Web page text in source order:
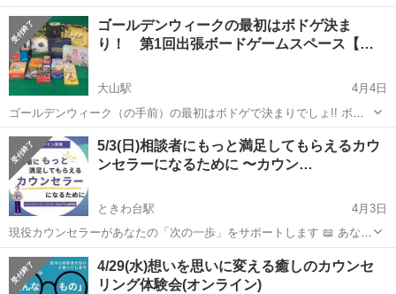
る」 「もっとこうなったらいいのに…」 もし今、そう感じているな
ら、それはあなたが「今より良い自分になりたい」と願っている証拠
かもしれません。 ...
東京 板橋区 ときわ台駅 その他
ゴールデンウィークの最初はボドゲ決ま
り！ 第1回出張ボードゲームスペース【初
大山駅
4月4日
ゴールデンウィーク（の手前）の最初はボドゲで決まりでしょ!! ボド
ゲカフェの激戦地・池袋から少し離れた大山駅。 ボードゲームで楽し
い時間を過ごしませんか？ 第1回ボードゲームスペースを開催します!!
...
東京 板橋区 大山駅 その他 ゲーム
5/3(日)相談者にもっと満足してもらえるカウ
ンセラーになるために 〜カウン…
ときわ台駅
4月3日
現役カウンセラーがあなたの「次の一歩」をサポートします 📖 あなた
は今、こんなことで悩んでいませんか？ □クライアントの満足度が気
になる □せっかく資格を取ったのに、思ったようにカウンセリング活
動が進まない □カ...
東京 板橋区 ときわ台駅 その他
4/29(水)想いを思いに変える癒しのカウンセ
リング体験会(オンライン)